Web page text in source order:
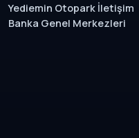
Yediemin Otopark İletişim
Banka Genel Merkezleri